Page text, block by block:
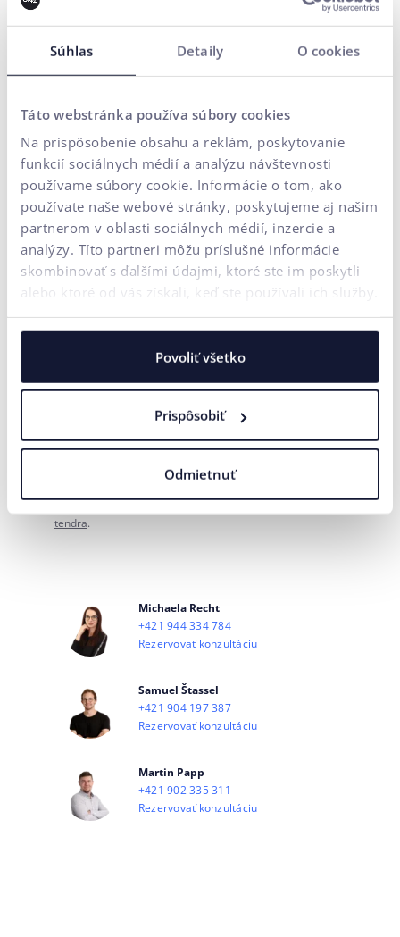
Súhlas Detaily O cookies
Táto webstránka používa súbory cookies
Na prispôsobenie obsahu a reklám, poskytovanie
funkcií sociálnych médií a analýzu návštevnosti
používame súbory cookie. Informácie o tom, ako
používate naše webové stránky, poskytujeme aj našim
partnerom v oblasti sociálnych médií, inzercie a
analýzy. Títo partneri môžu príslušné informácie
skombinovať s ďalšími údajmi, ktoré ste im poskytli
alebo ktoré od vás získali, keď ste používali ich služby.
Povoliť všetko
Prispôsobiť
Odmietnuť
Michaela Recht
+421 944 334 784
Rezervovať konzultáciu
Samuel Štassel
+421 904 197 387
Rezervovať konzultáciu
Martin Papp
+421 902 335 311
Rezervovať konzultáciu
CX & Optimalizácia konverzného pomeru
Výkonnostný marketing
AI Automatizácia
Potrebujem poradiť
Vaše meno*
E-mailová adresa*
Telefónne číslo
Vaša správa*
so
spracovaním
osobných údajov
na účely marketingovej
komunikácie.
tendra.